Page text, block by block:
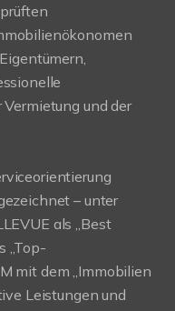
und der
– unter
als „Best
„Top-
mit dem „Immobilien
Leistungen und